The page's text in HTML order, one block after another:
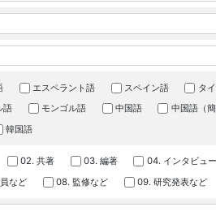
エスペラント語 スペイン語 タ
語
モンゴル語 中国語 中国語（簡
韓国語
02. 共著 03. 編著 04. インタビュ
など
08. 監修など 09. 研究発表など